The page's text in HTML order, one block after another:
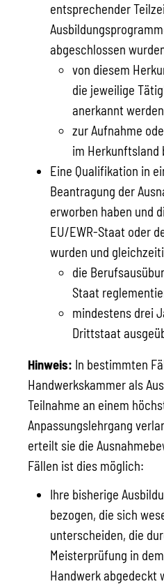
entsprechender
abgeschlossen
von diesem
die jeweilige
anerkannt
zur Aufnahme
im Herkunftsland
Eine Qualifikation in
Beantragung der
erworben haben und
EU/EWR-Staat oder
wurden und
die
Staat
mindestens drei
Drittstaat
Hinweis: In bestimmten
Handwerkskammer als
Teilnahme an einem
Anpassungslehrgang
erteilt sie die
Fällen ist dies möglich:
Ihre bisherige
bezogen, die sich
unterscheiden, die
Meisterprüfung in
Handwerk abgedeckt